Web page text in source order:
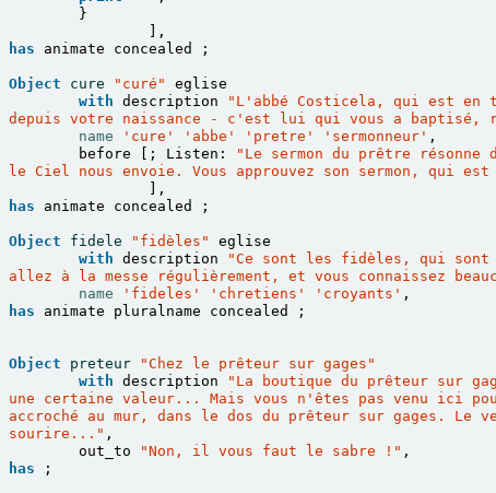
}
],
has
animate concealed ;
Object cure "curé"
eglise
with description
"L'abbé Costicela, qui est en
depuis votre naissance - c'est lui qui vous a baptisé,
name
'cure' 'abbe' 'pretre' 'sermonneur' ,
before
[; Listen :
"Le sermon du prêtre
le Ciel nous envoie. Vous approuvez son sermon, qui
],
has
animate concealed ;
Object fidele "fidèles"
eglise
with description
"Ce sont les fidèles, qui sont
allez à la messe régulièrement, et vous connaissez
name
'fideles' 'chretiens' 'croyants' ,
has
animate pluralname concealed ;
Object preteur
"Chez le prêteur sur gages"
with description
"La boutique du prêteur sur
une certaine valeur... Mais vous n'êtes pas venu ici
accroché au mur, dans le dos du prêteur sur gages. Le
sourire..." ,
out_to
"Non, il vous faut le sabre !" ,
has
;